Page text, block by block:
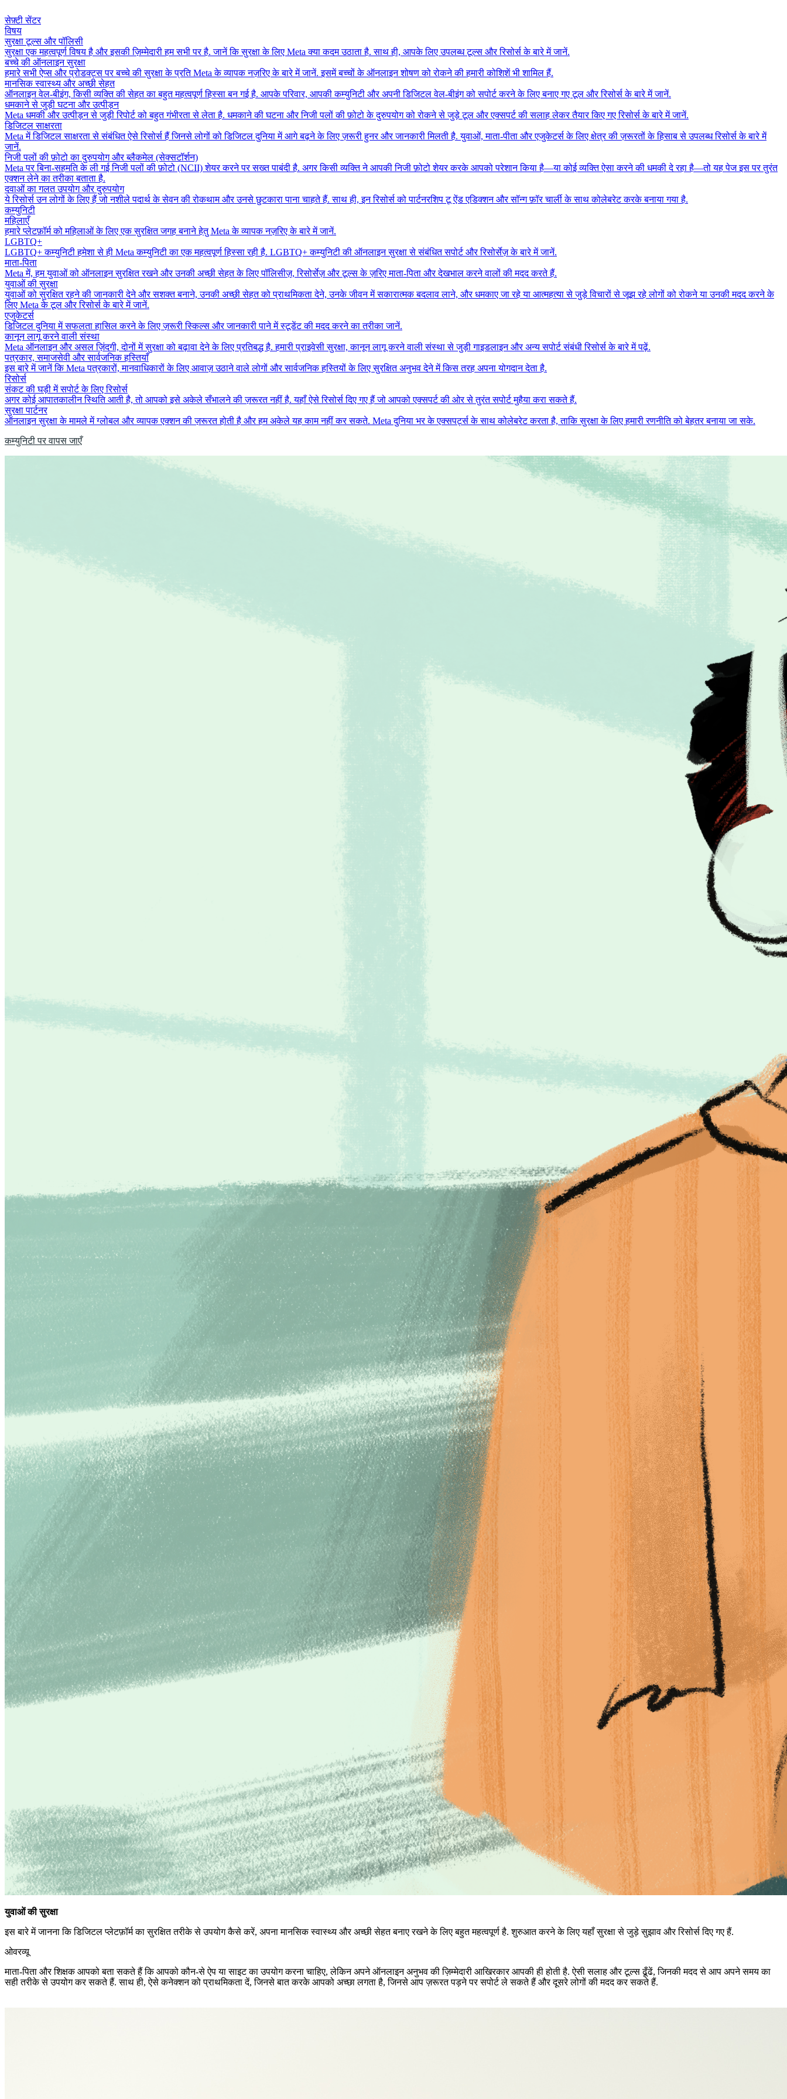
सेफ़्टी सेंटर
विषय
सुरक्षा टूल्स और पॉलिसी
सुरक्षा एक महत्वपूर्ण विषय है और इसकी ज़िम्मेदारी हम सभी पर है. जानें कि सुरक्षा के लिए Meta क्या कदम उठाता है. साथ ही, आपके लिए उपलब्ध टूल्स और रिसोर्स के बारे में जानें.
बच्चे की ऑनलाइन सुरक्षा
हमारे सभी ऐप्स और प्रोडक्ट्स पर बच्चे की सुरक्षा के प्रति Meta के व्यापक नज़रिए के बारे में जानें. इसमें बच्चों के ऑनलाइन शोषण को रोकने की हमारी कोशिशें भी शामिल हैं.
मानसिक स्वास्थ्य और अच्छी सेहत
ऑनलाइन वेल-बीइंग, किसी व्यक्ति की सेहत का बहुत महत्वपूर्ण हिस्सा बन गई है. आपके परिवार, आपकी कम्युनिटी और अपनी डिजिटल वेल-बीइंग को सपोर्ट करने के लिए बनाए गए टूल और रिसोर्स के बारे में जानें.
धमकाने से जुड़ी घटना और उत्पीड़न
Meta धमकी और उत्पीड़न से जुड़ी रिपोर्ट को बहुत गंभीरता से लेता है. धमकाने की घटना और निजी पलों की फ़ोटो के दुरुपयोग को रोकने से जुड़े टूल और एक्सपर्ट की सलाह लेकर तैयार किए गए रिसोर्स के बारे में जानें.
डिजिटल साक्षरता
Meta में डिजिटल साक्षरता से संबंधित ऐसे रिसोर्स हैं जिनसे लोगों को डिजिटल दुनिया में आगे बढ़ने के लिए ज़रूरी हुनर और जानकारी मिलती है. युवाओं, माता-पीता और एजुकेटर्स के लिए क्षेत्र की ज़रूरतों के हिसाब से उपलब्ध रिसोर्स के बारे में
जानें.
निजी पलों की फ़ोटो का दुरुपयोग और ब्लैकमेल (सेक्सटॉर्शन)
Meta पर बिना-सहमति के ली गई निजी पलों की फ़ोटो (NCII) शेयर करने पर सख्त पाबंदी है. अगर किसी व्यक्ति ने आपकी निजी फ़ोटो शेयर करके आपको परेशान किया है—या कोई व्यक्ति ऐसा करने की धमकी दे रहा है—तो यह पेज इस पर तुरंत
एक्शन लेने का तरीका बताता है.
दवाओं का गलत उपयोग और दुरुपयोग
ये रिसोर्स उन लोगों के लिए हैं जो नशीले पदार्थ के सेवन की रोकथाम और उनसे छुटकारा पाना चाहते हैं. साथ ही, इन रिसोर्स को पार्टनरशिप टू ऐंड एडिक्शन और सॉन्ग फ़ॉर चार्ली के साथ कोलेबरेट करके बनाया गया है.
कम्युनिटी
महिलाएँ
हमारे प्लेटफ़ॉर्म को महिलाओं के लिए एक सुरक्षित जगह बनाने हेतु Meta के व्यापक नज़रिए के बारे में जानें.
LGBTQ+
LGBTQ+ कम्युनिटी हमेशा से ही Meta कम्युनिटी का एक महत्वपूर्ण हिस्सा रही है. LGBTQ+ कम्युनिटी की ऑनलाइन सुरक्षा से संबंधित सपोर्ट और रिसोर्सेज़ के बारे में जानें.
माता-पिता
Meta में, हम युवाओं को ऑनलाइन सुरक्षित रखने और उनकी अच्छी सेहत के लिए पॉलिसीज़, रिसोर्सेज़ और टूल्स के ज़रिए माता-पिता और देखभाल करने वालों की मदद करते हैं.
युवाओं की सुरक्षा
युवाओं को सुरक्षित रहने की जानकारी देने और सशक्त बनाने, उनकी अच्छी सेहत को प्राथमिकता देने, उनके जीवन में सकारात्मक बदलाव लाने, और धमकाए जा रहे या आत्महत्या से जुड़े विचारों से जूझ रहे लोगों को रोकने या उनकी मदद करने के
लिए Meta के टूल और रिसोर्स के बारे में जानें.
एजुकेटर्स
डिजिटल दुनिया में सफलता हासिल करने के लिए ज़रूरी स्किल्स और जानकारी पाने में स्टूडेंट की मदद करने का तरीका जानें.
कानून लागू करने वाली संस्था
Meta ऑनलाइन और असल ज़िंदगी, दोनों में सुरक्षा को बढ़ावा देने के लिए प्रतिबद्ध है. हमारी प्राइवेसी सुरक्षा, कानून लागू करने वाली संस्था से जुड़ी गाइडलाइन और अन्य सपोर्ट संबंधी रिसोर्स के बारे में पढ़ें.
पत्रकार, समाजसेवी और सार्वजनिक हस्तियाँ
इस बारे में जानें कि Meta पत्रकारों, मानवाधिकारों के लिए आवाज़ उठाने वाले लोगों और सार्वजनिक हस्तियों के लिए सुरक्षित अनुभव देने में किस तरह अपना योगदान देता है.
रिसोर्स
संकट की घड़ी में सपोर्ट के लिए रिसोर्स
अगर कोई आपातकालीन स्थिति आती है, तो आपको इसे अकेले सँभालने की ज़रूरत नहीं है. यहाँ ऐसे रिसोर्स दिए गए हैं जो आपको एक्सपर्ट की ओर से तुरंत सपोर्ट मुहैया करा सकते हैं.
सुरक्षा पार्टनर
ऑनलाइन सुरक्षा के मामले में ग्लोबल और व्यापक एक्शन की ज़रूरत होती है और हम अकेले यह काम नहीं कर सकते. Meta दुनिया भर के एक्सपर्ट्स के साथ कोलेबरेट करता है, ताकि सुरक्षा के लिए हमारी रणनीति को बेहतर बनाया जा सके.
कम्युनिटी पर वापस जाएँ
युवाओं की सुरक्षा
इस बारे में जानना कि डिजिटल प्लेटफ़ॉर्म का सुरक्षित तरीके से उपयोग कैसे करें, अपना मानसिक स्वास्थ्य और अच्छी सेहत बनाए रखने के लिए बहुत महत्वपूर्ण है. शुरुआत करने के लिए यहाँ सुरक्षा से जुड़े सुझाव और रिसोर्स दिए गए हैं.
ओवरव्यू
माता-पिता और शिक्षक आपको बता सकते हैं कि आपको कौन-से ऐप या साइट का उपयोग करना चाहिए, लेकिन अपने ऑनलाइन अनुभव की ज़िम्मेदारी आखिरकार आपकी ही होती है. ऐसी सलाह और टूल्स ढूँढें, जिनकी मदद से आप अपने समय का
सही तरीके से उपयोग कर सकते हैं. साथ ही, ऐसे कनेक्शन को प्राथमिकता दें, जिनसे बात करके आपको अच्छा लगता है, जिनसे आप ज़रूरत पड़ने पर सपोर्ट ले सकते हैं और दूसरे लोगों की मदद कर सकते हैं.